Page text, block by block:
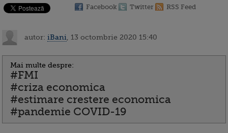
Facebook Twitter RSS Feed
autor: iBani , 13 octombrie 2020 15:40
Mai multe despre:
#FMI
#criza economica
#estimare crestere economica
#pandemie COVID-19